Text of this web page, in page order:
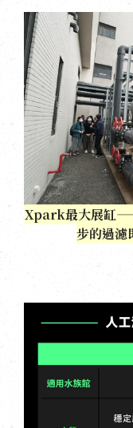
Xpark最大展缸
步的過濾